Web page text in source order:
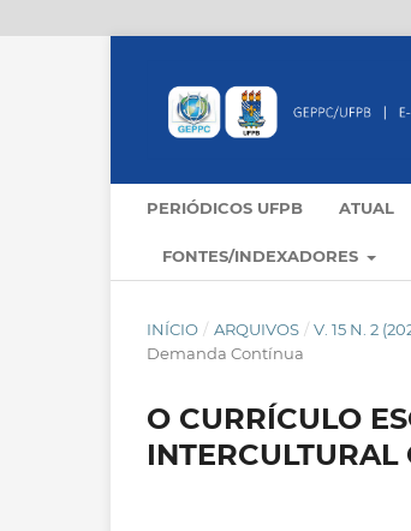
PERIÓDICOS UFPB ATUAL
FONTES/INDEXADORES
INÍCIO / ARQUIVOS / V. 15 N. 2
Demanda Contínua
O CURRÍCULO
INTERCULTURAL